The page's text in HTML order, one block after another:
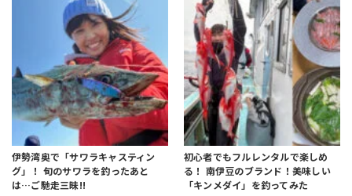
伊勢湾奥で「サワラキャスティン
グ」！ 旬のサワラを釣ったあと
は…ご馳走三昧!!
初心者でもフルレンタルで楽しめ
る！ 南伊豆のブランド！美味しい
「キンメダイ」を釣ってみた